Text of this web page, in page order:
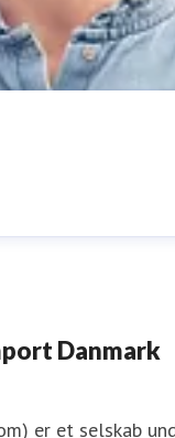
Danmark
er et selskab